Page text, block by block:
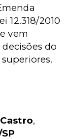
12.318/2010
vem
do
,